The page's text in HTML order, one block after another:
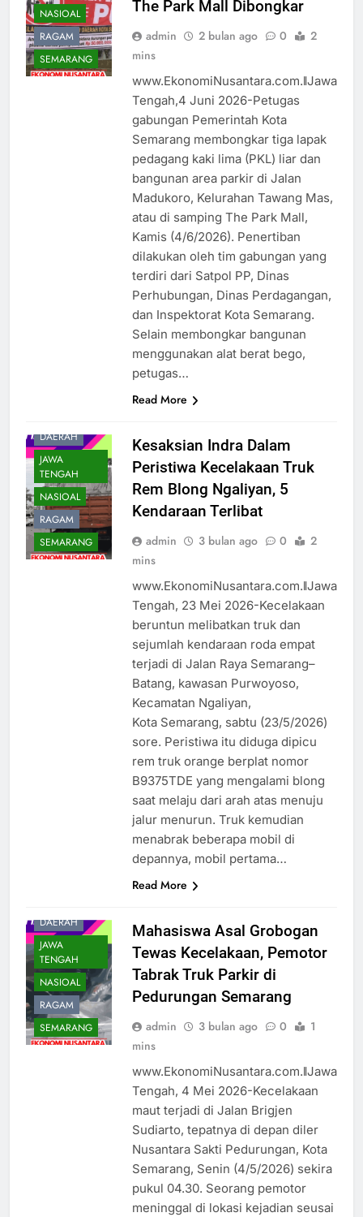
NASIOAL
RAGAM
SEMARANG
The Park Mall Dibongkar
admin 2 bulan ago 0
2
mins
www.EkonomiNusantara.com.ǁJawa
Tengah,4 Juni 2026-Petugas
gabungan Pemerintah Kota
Semarang membongkar tiga lapak
pedagang kaki lima (PKL) liar dan
bangunan area parkir di Jalan
Madukoro, Kelurahan Tawang Mas,
atau di samping The Park Mall,
Kamis (4/6/2026). Penertiban
dilakukan oleh tim gabungan yang
terdiri dari Satpol PP, Dinas
Perhubungan, Dinas Perdagangan,
dan Inspektorat Kota Semarang.
Selain membongkar bangunan
menggunakan alat berat bego,
petugas…
Read More
DAERAH
JAWA
TENGAH
NASIOAL
RAGAM
SEMARANG
Kesaksian Indra Dalam
Peristiwa Kecelakaan Truk
Rem Blong Ngaliyan, 5
Kendaraan Terlibat
admin 3 bulan ago 0
2
mins
www.EkonomiNusantara.com.ǁJawa
Tengah, 23 Mei 2026-Kecelakaan
beruntun melibatkan truk dan
sejumlah kendaraan roda empat
terjadi di Jalan Raya Semarang–
Batang, kawasan Purwoyoso,
Kecamatan Ngaliyan,
Kota Semarang, sabtu (23/5/2026)
sore. Peristiwa itu diduga dipicu
rem truk orange berplat nomor
B9375TDE yang mengalami blong
saat melaju dari arah atas menuju
jalur menurun. Truk kemudian
menabrak beberapa mobil di
depannya, mobil pertama…
Read More
DAERAH
JAWA
TENGAH
NASIOAL
RAGAM
SEMARANG
Mahasiswa Asal Grobogan
Tewas Kecelakaan, Pemotor
Tabrak Truk Parkir di
Pedurungan Semarang
admin 3 bulan ago 0
1
mins
www.EkonomiNusantara.com.ǁJawa
Tengah, 4 Mei 2026-Kecelakaan
maut terjadi di Jalan Brigjen
Sudiarto, tepatnya di depan diler
Nusantara Sakti Pedurungan, Kota
Semarang, Senin (4/5/2026) sekira
pukul 04.30. Seorang pemotor
meninggal di lokasi kejadian seusai